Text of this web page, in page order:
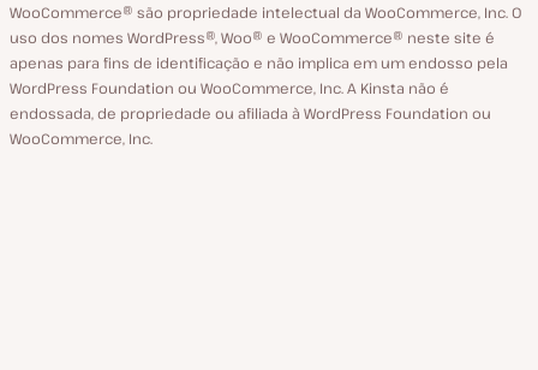
WooCommerce® são propriedade intelectual da WooCommerce, Inc. O
uso dos nomes WordPress®, Woo® e WooCommerce® neste site é
apenas para fins de identificação e não implica em um endosso pela
WordPress Foundation ou WooCommerce, Inc. A Kinsta não é
endossada, de propriedade ou afiliada à WordPress Foundation ou
WooCommerce, Inc.